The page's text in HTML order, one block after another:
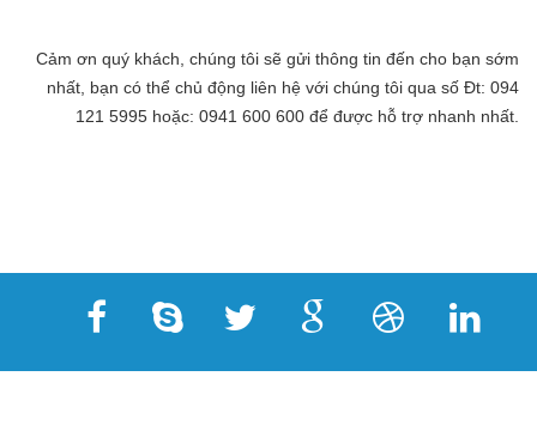
Cảm ơn quý khách, chúng tôi sẽ gửi thông tin đến cho bạn sớm
nhất, bạn có thể chủ động liên hệ với chúng tôi qua số Đt: 094
121 5995 hoặc: 0941 600 600 để được hỗ trợ nhanh nhất.